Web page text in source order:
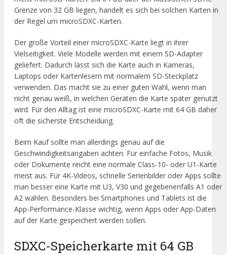
Grenze von 32 GB liegen, handelt es sich bei solchen Karten in
der Regel um microSDXC-Karten.
Der große Vorteil einer microSDXC-Karte liegt in ihrer
Vielseitigkeit. Viele Modelle werden mit einem SD-Adapter
geliefert. Dadurch lässt sich die Karte auch in Kameras,
Laptops oder Kartenlesern mit normalem SD-Steckplatz
verwenden. Das macht sie zu einer guten Wahl, wenn man
nicht genau weiß, in welchen Geräten die Karte später genutzt
wird. Für den Alltag ist eine microSDXC-Karte mit 64 GB daher
oft die sicherste Entscheidung.
Beim Kauf sollte man allerdings genau auf die
Geschwindigkeitsangaben achten. Für einfache Fotos, Musik
oder Dokumente reicht eine normale Class-10- oder U1-Karte
meist aus. Für 4K-Videos, schnelle Serienbilder oder Apps sollte
man besser eine Karte mit U3, V30 und gegebenenfalls A1 oder
A2 wählen. Besonders bei Smartphones und Tablets ist die
App-Performance-Klasse wichtig, wenn Apps oder App-Daten
auf der Karte gespeichert werden sollen.
SDXC-Speicherkarte mit 64 GB